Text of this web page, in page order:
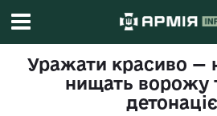
Уражати красиво —
нищать ворожу